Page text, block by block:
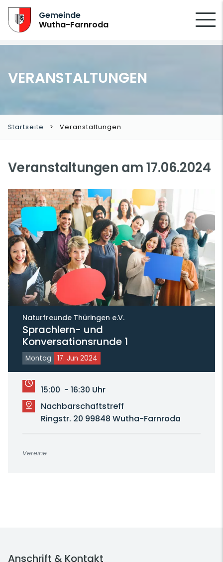
Gemeinde
Wutha-Farnroda
VERANSTALTUNGEN
Startseite Veranstaltungen
Veranstaltungen am 17.06.2024
Naturfreunde Thüringen e.V.
Sprachlern- und
Konversationsrunde 1
Montag 17. Jun 2024
15:00 - 16:30 Uhr
Nachbarschaftstreff
Ringstr. 20 99848 Wutha-Farnroda
Vereine
Anschrift & Kontakt